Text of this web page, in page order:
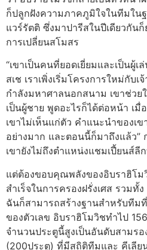
ก็ปลูกฝังความภาคภูมิใจในทีมใน
แวร์รัตติ ซึ่งมาปารีสในปีเดียวกัน
การเปลี่ยนสโมสร
“เขาเป็นคนที่ยอดเยี่ยมและเป็นผู้
สเช เราเพิ่งเริ่มโครงการใหม่กับ
กำลังมหาศาลนอกสนาม เขาช่วย
เป็นผู้ชาย พูดอะไรก็ได้ต่อหน้า เ
เขาไม่เห็นแก่ตัว คำแนะนำของเข
อย่างมาก และตอนนี้ก็มาถึงแล้ว”
เขายังไม่ถึงตำแหน่งแชมเปี้ยนส์
แต่ต้องขอบคุณพลังของอิบราฮิโม
สำเร็จในการครองฝรั่งเศส รวม
ฉันก็สามารถสร้างฐานสำหรับทีม
ของตัวเลข อิบราฮิโมวิชทำไป
จำนวนประตูนี้สูงเป็นอันดับสามร
(200ประตู) ที่มีสถิติทีมและ คีเลีย